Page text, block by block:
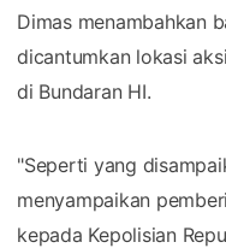
Dimas menambahkan
dicantumkan lokasi
di Bundaran HI.
"Seperti yang
menyampaikan
kepada Kepolisian